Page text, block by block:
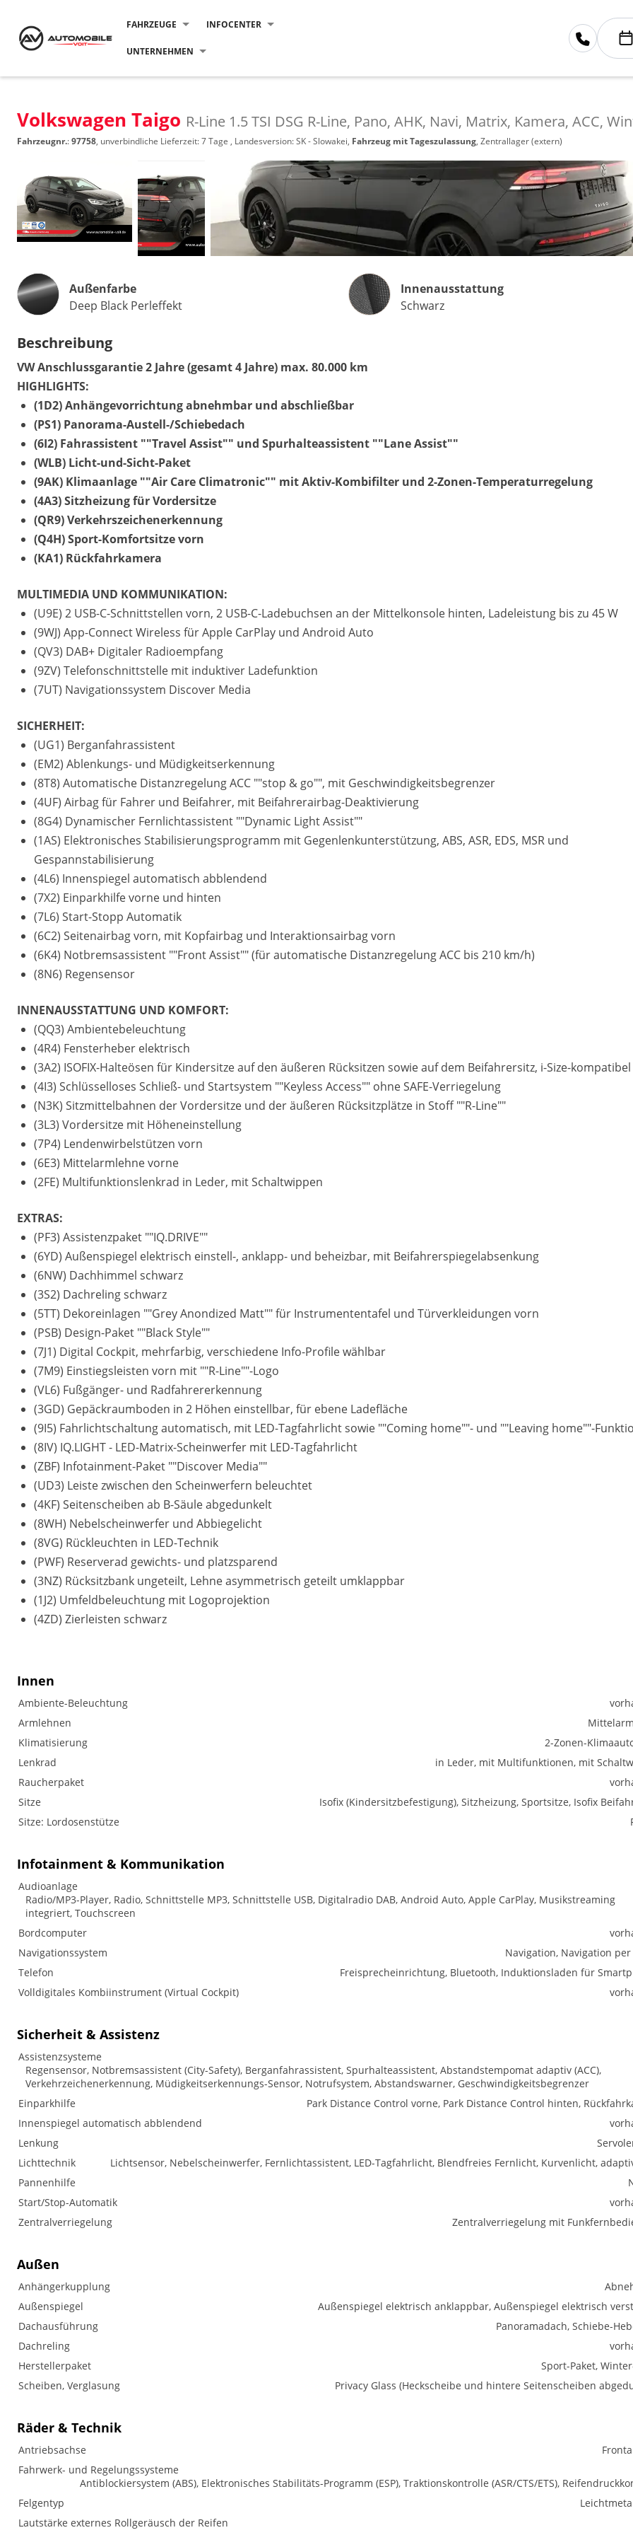
FAHRZEUGE INFOCENTER
UNTERNEHMEN
Volkswagen Taigo R-Line 1.5 TSI DSG R-Line, Pano, AHK, Navi, Matrix, Kamera, ACC,
Fahrzeugnr.:97758, unverbindliche Lieferzeit:7 Tage , Landesversion: SK - Slowakei, Fahrzeug mit Tageszulassung, Zentrallager (extern)
Außenfarbe
Deep Black Perleffekt
InnenausstattungInnenausstattung
Schwarz
Beschreibung
VW Anschlussgarantie 2 Jahre (gesamt 4 Jahre) max. 80.000 km
HIGHLIGHTS:
(1D2) Anhängevorrichtung abnehmbar und abschließbar
(PS1) Panorama-Austell-/Schiebedach
(6I2) Fahrassistent ""Travel Assist"" und Spurhalteassistent ""Lane Assist""
(WLB) Licht-und-Sicht-Paket
(9AK) Klimaanlage ""Air Care Climatronic"" mit Aktiv-Kombifilter und 2-Zonen-Temperaturregelung
(4A3) Sitzheizung für Vordersitze
(QR9) Verkehrszeichenerkennung
(Q4H) Sport-Komfortsitze vorn
(KA1) Rückfahrkamera
MULTIMEDIA UND KOMMUNIKATION:
(U9E) 2 USB-C-Schnittstellen vorn, 2 USB-C-Ladebuchsen an der Mittelkonsole hinten, Ladeleistung bis zu 45 W
(9WJ) App-Connect Wireless für Apple CarPlay und Android Auto
(QV3) DAB+ Digitaler Radioempfang
(9ZV) Telefonschnittstelle mit induktiver Ladefunktion
(7UT) Navigationssystem Discover Media
SICHERHEIT:
(UG1) Berganfahrassistent
(EM2) Ablenkungs- und Müdigkeitserkennung
(8T8) Automatische Distanzregelung ACC ""stop & go"", mit Geschwindigkeitsbegrenzer
(4UF) Airbag für Fahrer und Beifahrer, mit Beifahrerairbag-Deaktivierung
(8G4) Dynamischer Fernlichtassistent ""Dynamic Light Assist""
(1AS) Elektronisches Stabilisierungsprogramm mit Gegenlenkunterstützung, ABS, ASR, EDS, MSR und
Gespannstabilisierung
(4L6) Innenspiegel automatisch abblendend
(7X2) Einparkhilfe vorne und hinten
(7L6) Start-Stopp Automatik
(6C2) Seitenairbag vorn, mit Kopfairbag und Interaktionsairbag vorn
(6K4) Notbremsassistent ""Front Assist"" (für automatische Distanzregelung ACC bis 210 km/h)
(8N6) Regensensor
INNENAUSSTATTUNG UND KOMFORT:
(QQ3) Ambientebeleuchtung
(4R4) Fensterheber elektrisch
(3A2) ISOFIX-Halteösen für Kindersitze auf den äußeren Rücksitzen sowie auf dem Beifahrersitz, i-Size-kompatibel
(4I3) Schlüsselloses Schließ- und Startsystem ""Keyless Access"" ohne SAFE-Verriegelung
(N3K) Sitzmittelbahnen der Vordersitze und der äußeren Rücksitzplätze in Stoff ""R-Line""
(3L3) Vordersitze mit Höheneinstellung
(7P4) Lendenwirbelstützen vorn
(6E3) Mittelarmlehne vorne
(2FE) Multifunktionslenkrad in Leder, mit Schaltwippen
EXTRAS:
(PF3) Assistenzpaket ""IQ.DRIVE""
(6YD) Außenspiegel elektrisch einstell-, anklapp- und beheizbar, mit Beifahrerspiegelabsenkung
(6NW) Dachhimmel schwarz
(3S2) Dachreling schwarz
(5TT) Dekoreinlagen ""Grey Anondized Matt"" für Instrumententafel und Türverkleidungen vorn
(PSB) Design-Paket ""Black Style""
(7J1) Digital Cockpit, mehrfarbig, verschiedene Info-Profile wählbar
(7M9) Einstiegsleisten vorn mit ""R-Line""-Logo
(VL6) Fußgänger- und Radfahrererkennung
(3GD) Gepäckraumboden in 2 Höhen einstellbar, für ebene Ladefläche
(9I5) Fahrlichtschaltung automatisch, mit LED-Tagfahrlicht sowie ""Coming home""- und ""Leaving home""-
(8IV) IQ.LIGHT - LED-Matrix-Scheinwerfer mit LED-Tagfahrlicht
(ZBF) Infotainment-Paket ""Discover Media""
(UD3) Leiste zwischen den Scheinwerfern beleuchtet
(4KF) Seitenscheiben ab B-Säule abgedunkelt
(8WH) Nebelscheinwerfer und Abbiegelicht
(8VG) Rückleuchten in LED-Technik
(PWF) Reserverad gewichts- und platzsparend
(3NZ) Rücksitzbank ungeteilt, Lehne asymmetrisch geteilt umklappbar
(1J2) Umfeldbeleuchtung mit Logoprojektion
(4ZD) Zierleisten schwarz
Innen
Ambiente-Beleuchtung
Armlehnen
Klimatisierung
2-Zonen-
Lenkrad
in Leder, mit Multifunktionen, mit
Raucherpaket
Sitze
Isofix (Kindersitzbefestigung), Sitzheizung, Sportsitze, Isofix
Sitze: Lordosenstütze
Infotainment & Kommunikation
Audioanlage
Radio/MP3-Player, Radio, Schnittstelle MP3, Schnittstelle USB, Digitalradio DAB, Android Auto, Apple CarPlay, Musikstreaming
integriert, Touchscreen
Bordcomputer
Navigationssystem
Navigation, Navigation
Telefon
Freisprecheinrichtung, Bluetooth, Induktionsladen für
Volldigitales Kombiinstrument (Virtual Cockpit)
Sicherheit & Assistenz
Assistenzsysteme
Regensensor, Notbremsassistent (City-Safety), Berganfahrassistent, Spurhalteassistent, Abstandstempomat adaptiv (ACC),
Verkehrzeichenerkennung, Müdigkeitserkennungs-Sensor, Notrufsystem, Abstandswarner, Geschwindigkeitsbegrenzer
Einparkhilfe
Park Distance Control vorne, Park Distance Control hinten,
Innenspiegel automatisch abblendend
Lenkung
Lichttechnik
Lichtsensor, Nebelscheinwerfer, Fernlichtassistent, LED-Tagfahrlicht, Blendfreies Fernlicht, Kurvenlicht,
Pannenhilfe
Start/Stop-Automatik
Zentralverriegelung
Zentralverriegelung mit
Außen
Anhängerkupplung
Außenspiegel
Außenspiegel elektrisch anklappbar, Außenspiegel elektrisch
Dachausführung
Panoramadach, Schiebe-
Dachreling
Herstellerpaket
Sport-Paket,
Scheiben, Verglasung
Privacy Glass (Heckscheibe und hintere Seitenscheiben
Räder & Technik
Antriebsachse
Fahrwerk- und Regelungssysteme
Antiblockiersystem (ABS), Elektronisches Stabilitäts-Programm (ESP), Traktionskontrolle (ASR/CTS/ETS),
Felgentyp
Lautstärke externes Rollgeräusch der Reifen